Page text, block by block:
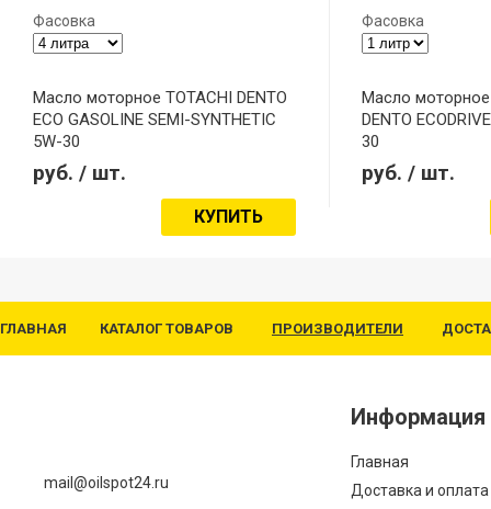
Фасовка
Масло моторное TOTACHI DENTO
ECO GASOLINE SEMI-SYNTHETIC
5W-30
руб. / шт.
КУПИТЬ
Фасовка
Масло моторное
DENTO
30
руб. / шт.
ГЛАВНАЯ КАТАЛОГ ТОВАРОВ ПРОИЗВОДИТЕЛИ
mail@oilspot24.ru
Информация
Главная
Доставка и оплата